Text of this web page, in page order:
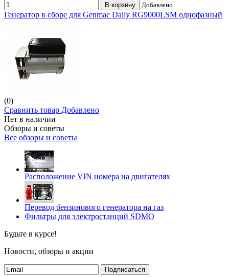
В корзину Добавлено
Генератор в сборе для Genmac Daily RG9000LSM однофазный
(0)
Сравнить товар Добавлено
Нет в наличии
Обзоры и советы
Все обзоры и советы
Расположение VIN номера на двигателях
Перевод бензинового генератора на газ
Фильтры для электростанций SDMO
Будьте в курсе!
Новости, обзоры и акции
Подписаться